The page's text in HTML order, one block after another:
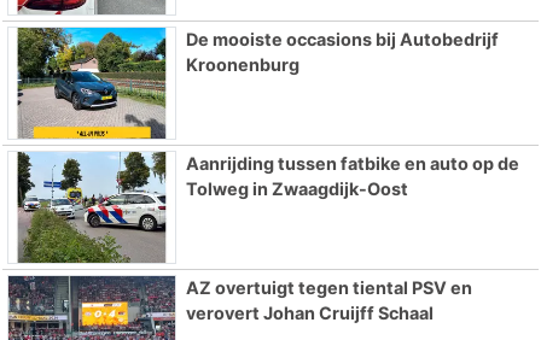
De mooiste occasions bij Autobedrijf
Kroonenburg
Aanrijding tussen fatbike en auto op de
Tolweg in Zwaagdijk-Oost
AZ overtuigt tegen tiental PSV en
verovert Johan Cruijff Schaal